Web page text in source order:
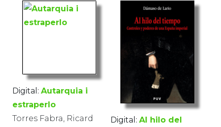
Digital: Autarquia i
estraperlo
Torres Fabra, Ricard
Digital: Al hilo del